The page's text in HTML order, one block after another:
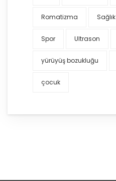
Romatizma Sağlık
Spor Ultrason
yürüyüş bozukluğu
çocuk